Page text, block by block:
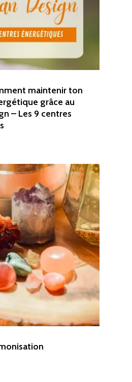
maintenir ton
grâce au
– Les 9 centres